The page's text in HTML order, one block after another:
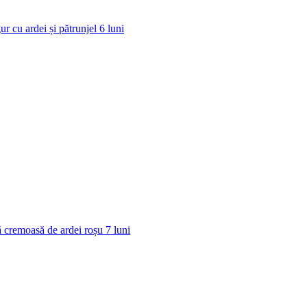
cu ardei și pătrunjel 6 luni
cremoasă de ardei roșu 7 luni